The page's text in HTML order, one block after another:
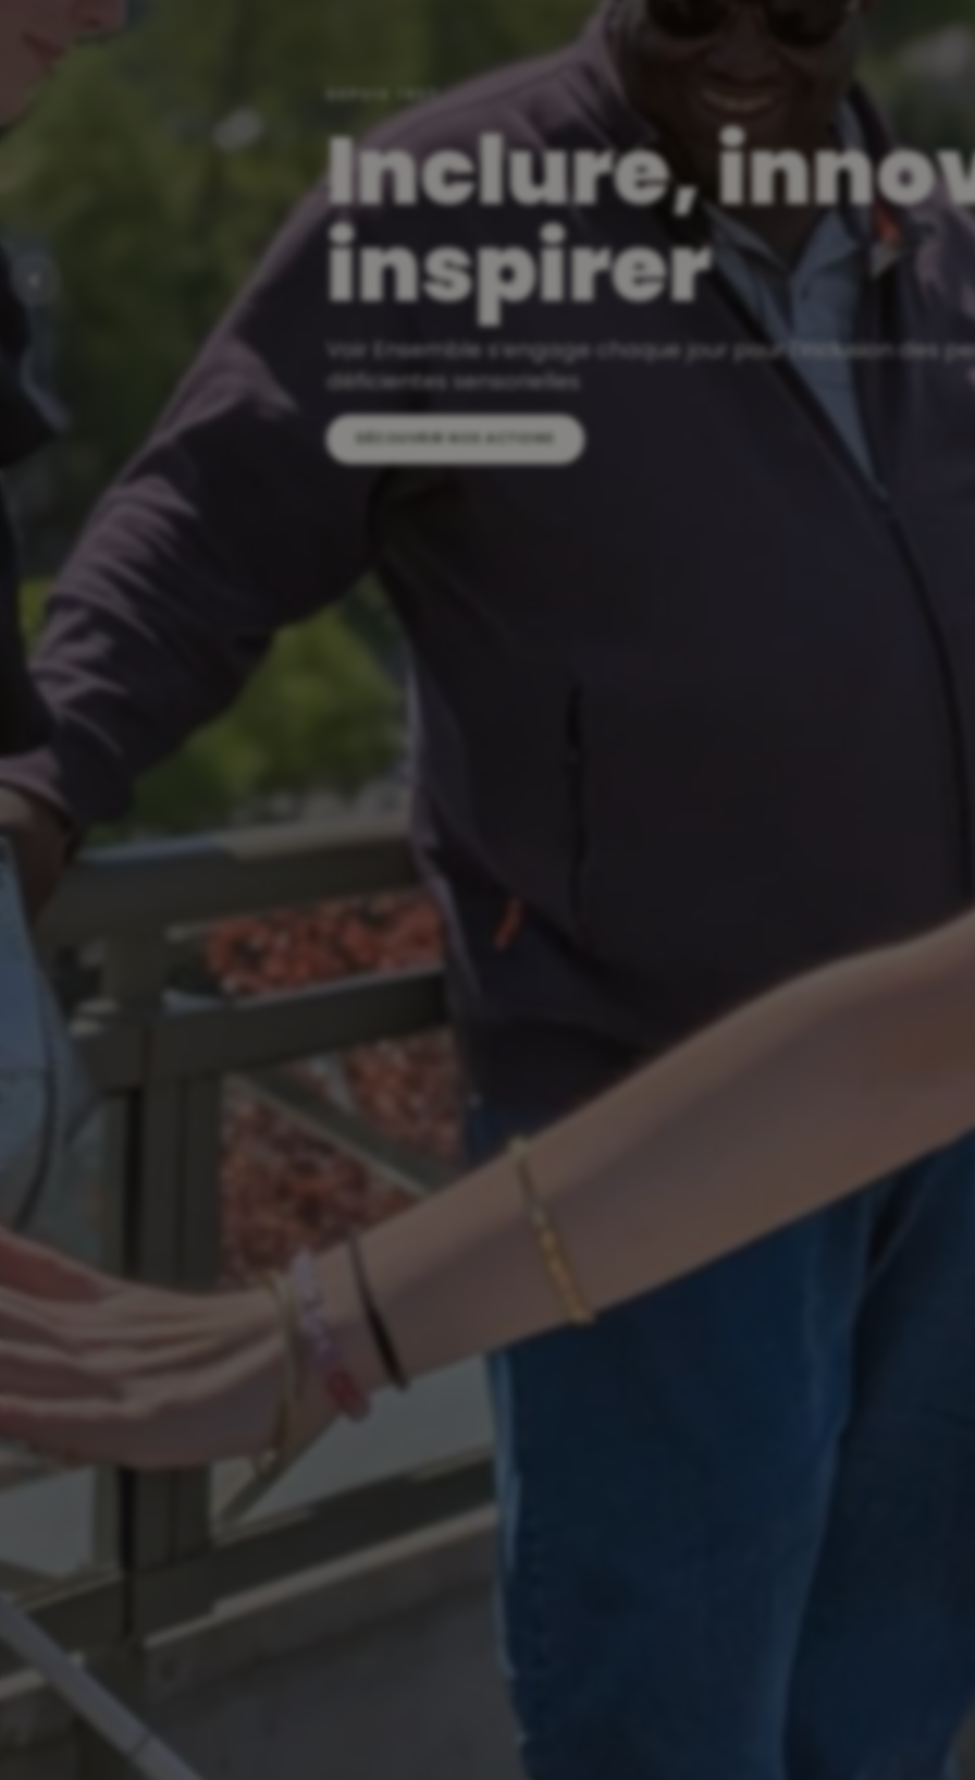
DÉCOUVREZ NOS
et services
Accompagner au quotidien
NOS ÉTABLISSEMENTS ET SERVICES